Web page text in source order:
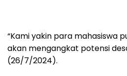
“Kami yakin para mahasiswa
akan mengangkat potensi
(26/7/2024).